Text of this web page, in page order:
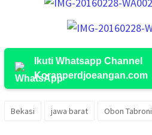
Ikuti Whatsapp Channel
Koranperdjoeangan.com
Bekasi jawa barat Obon Tabroni